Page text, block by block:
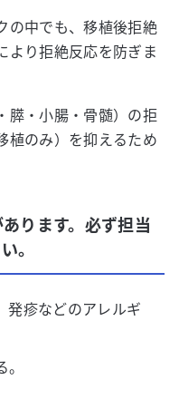
の中でも、移植後拒絶
より拒絶反応を防ぎま
膵・小腸・骨髄）の拒
植のみ）を抑えるため
ります。必ず担当
。
発疹などのアレルギ